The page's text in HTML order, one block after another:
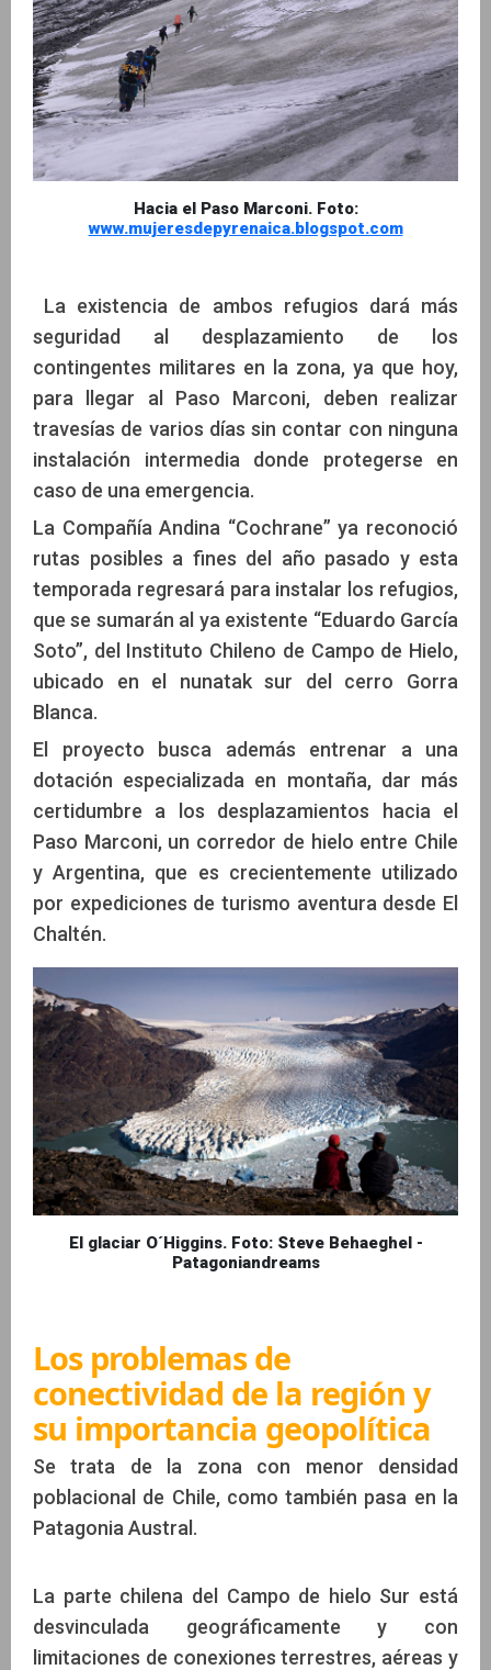
Hacia el Paso Marconi. Foto:
www.mujeresdepyrenaica.blogspot.com
La existencia de ambos refugios dará más
seguridad al desplazamiento de los
contingentes militares en la zona, ya que hoy,
para llegar al Paso Marconi, deben realizar
travesías de varios días sin contar con ninguna
instalación intermedia donde protegerse en
caso de una emergencia.
La Compañía Andina “Cochrane” ya reconoció
rutas posibles a fines del año pasado y esta
temporada regresará para instalar los refugios,
que se sumarán al ya existente “Eduardo García
Soto”, del Instituto Chileno de Campo de Hielo,
ubicado en el nunatak sur del cerro Gorra
Blanca.
El proyecto busca además entrenar a una
dotación especializada en montaña, dar más
certidumbre a los desplazamientos hacia el
Paso Marconi, un corredor de hielo entre Chile
y Argentina, que es crecientemente utilizado
por expediciones de turismo aventura desde El
Chaltén.
El glaciar O´Higgins. Foto: Steve Behaeghel -
Patagoniandreams
Los problemas de
conectividad de la región y
su importancia geopolítica
Se trata de la zona con menor densidad
poblacional de Chile, como también pasa en la
Patagonia Austral.
La parte chilena del Campo de hielo Sur está
desvinculada geográficamente y con
limitaciones de conexiones terrestres, aéreas y